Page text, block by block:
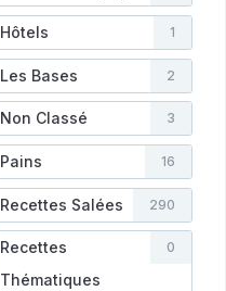
Hôtels 1
Les Bases 2
Non Classé 3
Pains 16
Recettes Salées 290
Recettes
Thématiques
0